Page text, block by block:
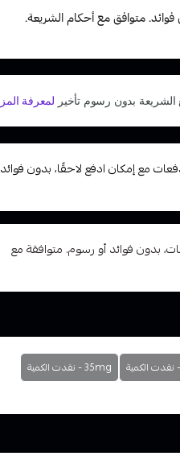
على 5 دفعات مع إمكان ادفع لاحقًا، بدون فوائد
بطريقة ميسرة إلى 4 وحتى 6 دفعات، بدون فوائد أو رسوم. متوافقة مع
35mg - نفدت الكمية